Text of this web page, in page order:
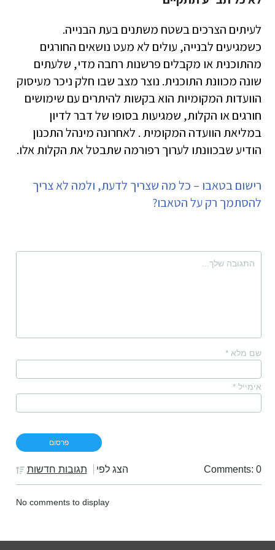
לעיתים הצרכים בשטח משתנים בעת הבנייה.
כשמגיעים לבנייה, עולים לא מעט נושאים החורגים
מהתוכנית או מקבלים פרשנות רחבה מדי, שלעתים
שונה מכוונת התוכנית. נוצר מצב שבו חלק ניכר מעיסוק
הוועדות המקומיות הוא בקשות להיתרים עם שימושים
חורגים או הקלות, שמגיעות בסופו של דבר לדיון
במליאת הוועדה המקומית . לאחרונה מינהל התכנון
הודיע שבכוונתו לערוך רפורמה שתבטל את הקלות אלו.
רישום בטאבו – כל מה שצריך לדעת, ולמה לא צריך
להסתמך רק על הטאבו?
שם מלא *
אימייל *
Comments: 0 הצג לפי תגובות חדשות
No comments to display